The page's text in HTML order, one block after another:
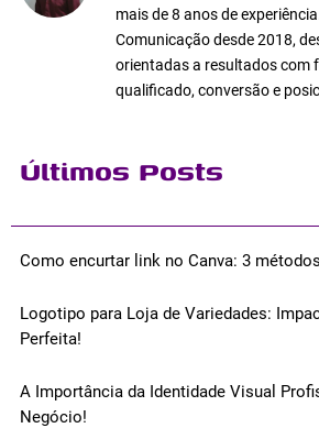
mais de 8 anos de
Comunicação desde 2018,
orientadas a resultados com
qualificado, conversão e
Últimos Posts
Como encurtar link no Canva: 3
Logotipo para Loja de Variedades:
Perfeita!
A Importância da Identidade Visual
Negócio!